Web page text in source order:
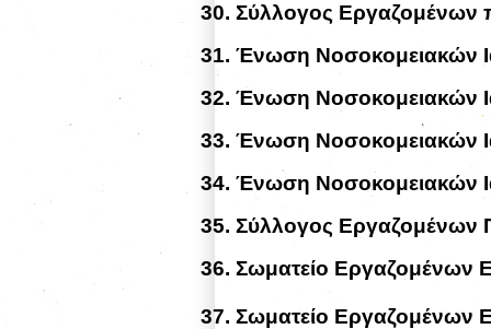
30. Σύλλογος
31. Ένωση Νοσοκομειακών
32. Ένωση Νοσοκομειακών
33. Ένωση Νοσοκομειακών
34. Ένωση Νοσοκομειακών
35. Σύλλογος Εργαζομένων
36. Σωματείο Εργαζομένων
37. Σωματείο Εργαζομένων